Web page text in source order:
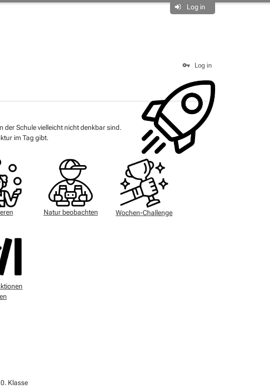
Log in
Log in
der Schule vielleicht nicht denkbar sind.
im Tag gibt.
Natur beobachten Wochen-Challenge
Klasse